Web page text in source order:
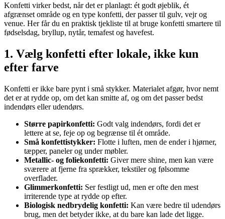
Konfetti virker bedst, når det er planlagt: ét godt øjeblik, ét
afgrænset område og en type konfetti, der passer til gulv, vejr og
venue. Her får du en praktisk tjekliste til at bruge konfetti smartere til
fødselsdag, bryllup, nytår, temafest og havefest.
1. Vælg konfetti efter lokale, ikke kun
efter farve
Konfetti er ikke bare pynt i små stykker. Materialet afgør, hvor nemt
det er at rydde op, om det kan smitte af, og om det passer bedst
indendørs eller udendørs.
Større papirkonfetti: Godt valg indendørs, fordi det er
lettere at se, feje op og begrænse til ét område.
Små konfettistykker: Flotte i luften, men de ender i hjørner,
tæpper, paneler og under møbler.
Metallic- og foliekonfetti: Giver mere shine, men kan være
sværere at fjerne fra sprækker, tekstiler og følsomme
overflader.
Glimmerkonfetti: Ser festligt ud, men er ofte den mest
irriterende type at rydde op efter.
Biologisk nedbrydelig konfetti: Kan være bedre til udendørs
brug, men det betyder ikke, at du bare kan lade det ligge.